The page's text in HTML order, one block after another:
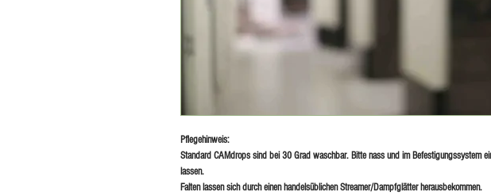
Pflegehinweis:
Standard CAMdrops sind bei 30 Grad waschbar. Bitte nass und im Befestigungssystem
lassen.
Falten lassen sich durch einen handelsüblichen Streamer/Dampfglätter herausbekommen.